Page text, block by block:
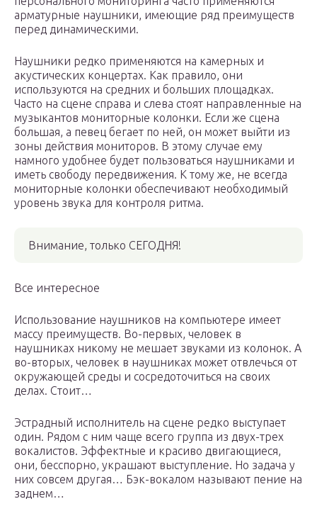
арматурные наушники, имеющие ряд преимуществ
перед динамическими.
Наушники редко применяются на камерных и
акустических концертах. Как правило, они
используются на средних и больших площадках.
Часто на сцене справа и слева стоят направленные на
музыкантов мониторные колонки. Если же сцена
большая, а певец бегает по ней, он может выйти из
зоны действия мониторов. В этому случае ему
намного удобнее будет пользоваться наушниками и
иметь свободу передвижения. К тому же, не всегда
мониторные колонки обеспечивают необходимый
уровень звука для контроля ритма.
Внимание, только СЕГОДНЯ!
Все интересное
Использование наушников на компьютере имеет
массу преимуществ. Во-первых, человек в
наушниках никому не мешает звуками из колонок. А
во-вторых, человек в наушниках может отвлечься от
окружающей среды и сосредоточиться на своих
делах. Стоит…
Эстрадный исполнитель на сцене редко выступает
один. Рядом с ним чаще всего группа из двух-трех
вокалистов. Эффектные и красиво двигающиеся,
они, бесспорно, украшают выступление. Но задача у
них совсем другая… Бэк-вокалом называют пение на
заднем…